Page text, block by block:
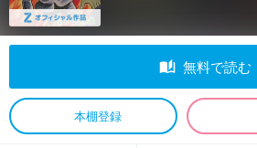
auto_stories 無料で読む
本棚登録